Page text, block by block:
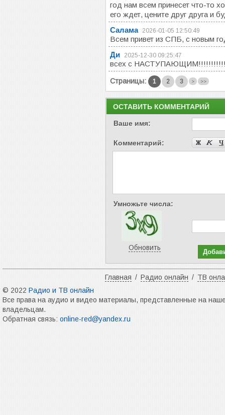
год нам всем принесет что-то
его ждет, цените друг друга и
Салама
2026-01-05 12:50:49
Всем привет из СПБ, с новым
Ди
2025-12-30 09:25:47
всех с
Страницы: 1 2 3 > >>
ОСТАВИТЬ КОММЕНТАРИЙ
Ваше имя:
Комментарий:
Умножьте числа:
Обновить
Главная / Радио онлайн / ТВ
© 2022 Радио и ТВ онлайн
Все права на аудио и видео материалы, представленные на
владельцам.
Обратная связь: online-red@yandex.ru